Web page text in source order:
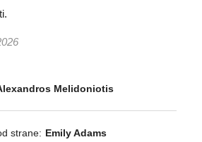
strane: Emily Adams
Melidoniotis